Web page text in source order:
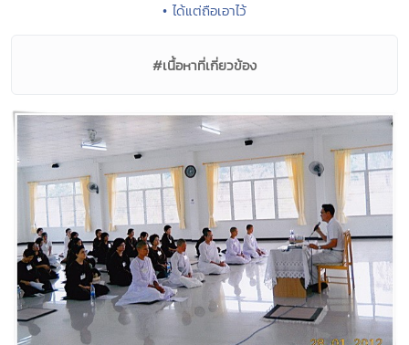
• ได้แต่ถือเอาไว้
#เนื้อหาที่เกี่ยวข้อง